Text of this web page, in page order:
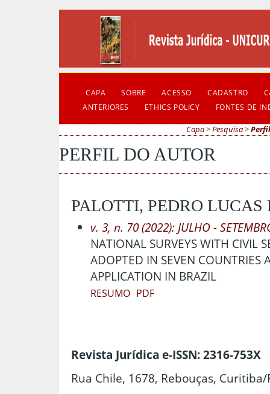
CAPA SOBRE ACESSO CADASTRO
ANTERIORES
ETHICS POLICY FONTES DE
Capa>Pesquisa>
PERFIL DO AUTOR
PALOTTI, PEDRO LUCAS
v. 3, n. 70 (2022): JULHO -
NATIONAL SURVEYS WITH CIVIL
ADOPTED IN SEVEN COUNTRIES
APPLICATION IN BRAZIL
RESUMO PDF
Revista Jurídica e-ISSN: 2316-753X
Rua Chile, 1678, Rebouças, Curitiba/